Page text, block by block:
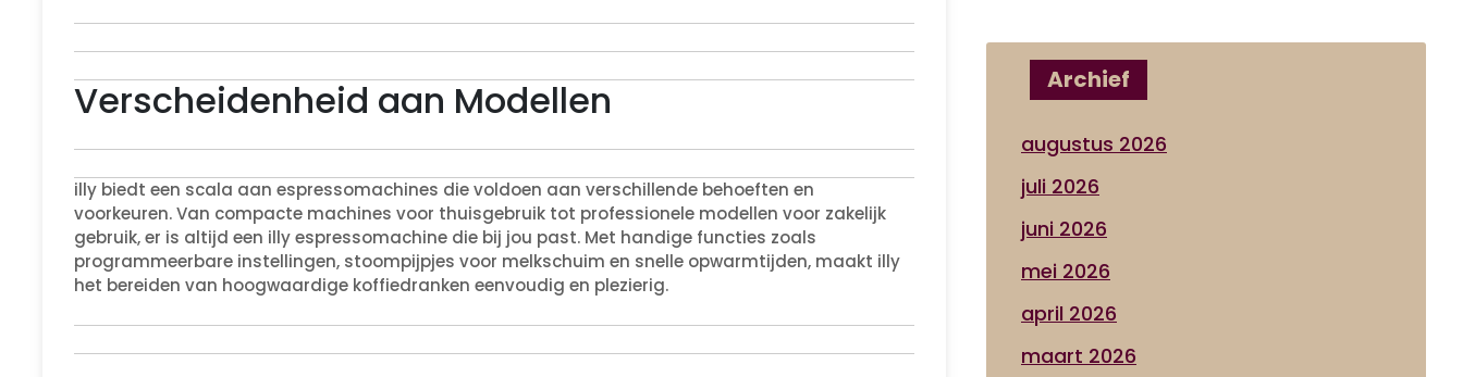
Verscheidenheid aan Modellen
illy biedt een scala aan espressomachines die voldoen aan verschillende behoeften en
voorkeuren. Van compacte machines voor thuisgebruik tot professionele modellen voor zakelijk
gebruik, er is altijd een illy espressomachine die bij jou past. Met handige functies zoals
programmeerbare instellingen, stoompijpjes voor melkschuim en snelle opwarmtijden, maakt illy
het bereiden van hoogwaardige koffiedranken eenvoudig en plezierig.
Archief
augustus 2026
juli 2026
juni 2026
mei 2026
april 2026
maart 2026